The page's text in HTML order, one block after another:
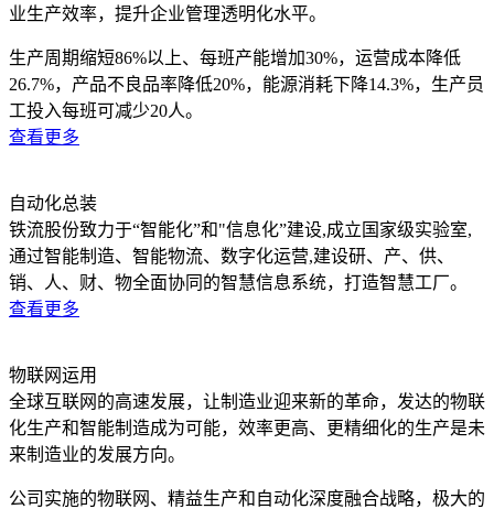
业生产效率，提升企业管理透明化水平。
生产周期缩短86%以上、每班产能增加30%，运营成本降低
26.7%，产品不良品率降低20%，能源消耗下降14.3%，生产员
工投入每班可减少20人。
查看更多
自动化总装
铁流股份致力于“智能化”和"信息化”建设,成立国家级实验室,
通过智能制造、智能物流、数字化运营,建设研、产、供、
销、人、财、物全面协同的智慧信息系统，打造智慧工厂。
查看更多
物联网运用
全球互联网的高速发展，让制造业迎来新的革命，发达的物联
化生产和智能制造成为可能，效率更高、更精细化的生产是未
来制造业的发展方向。
公司实施的物联网、精益生产和自动化深度融合战略，极大的